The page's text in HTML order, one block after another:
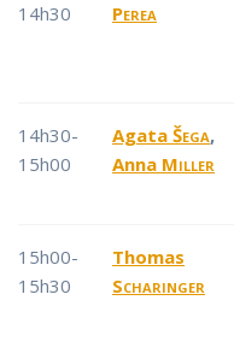
14h30
Perea
14h30-
15h00
Agata Šega,
Anna Miller
15h00-
15h30
Thomas
Scharinger